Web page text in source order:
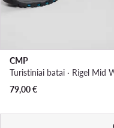
CMP
79,00€